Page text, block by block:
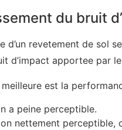
du bruit
d’un revetement de sol
d’impact apportee par
est la
a peine perceptible.
nettement perceptible,